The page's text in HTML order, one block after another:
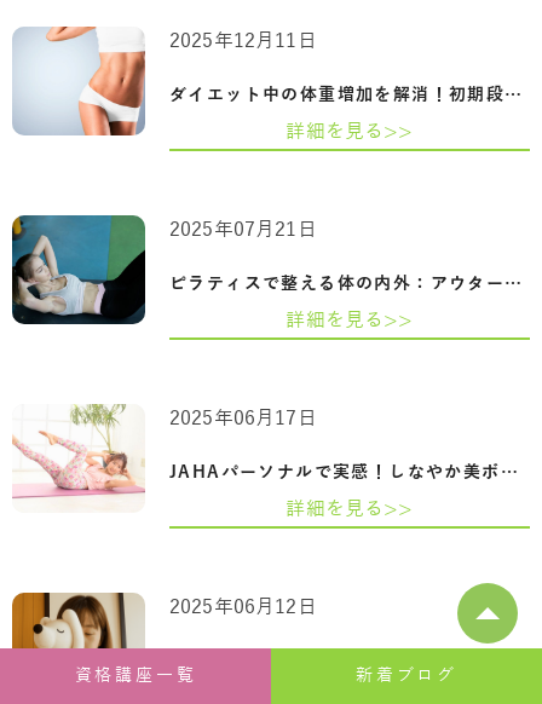
ダイエット中の体重増加を解消！初期段階…
2025年12月11日
詳細を見る>>
ピラティスで整える体の内外：アウターマ…
2025年07月21日
詳細を見る>>
JAHAパーソナルで実感！しなやか美ボディ…
2025年06月17日
詳細を見る>>
2025年06月12日
新着ブログ
資格講座一覧